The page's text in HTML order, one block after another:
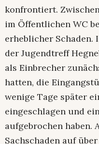
konfrontiert.
im Öffentlichen WC
erheblicher Schaden.
der Jugendtreff
als Einbrecher
hatten, die
wenige Tage später
eingeschlagen und
aufgebrochen haben.
Sachschaden auf